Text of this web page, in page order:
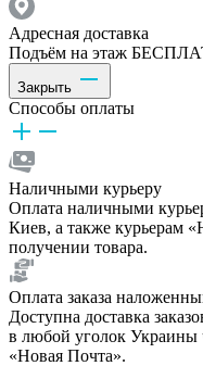
Адресная доставка
Подъём на этаж
Закрыть
Способы оплаты
Наличными курьеру
Оплата наличными
Киев, а также курьерам
получении товара.
Оплата заказа
Доступна доставка
в любой уголок Украины
«Новая Почта».